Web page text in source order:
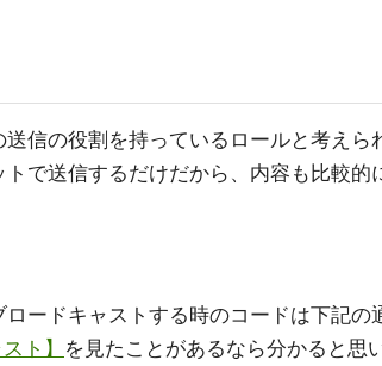
信の役割を持っているロールと考えら
で送信するだけだから、内容も比較的
ードキャストする時のコードは下記の
ト】 を見たことがあるなら分かると思